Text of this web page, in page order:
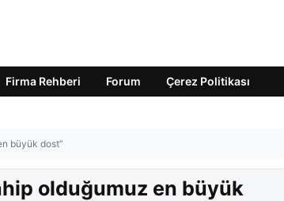
Firma Rehberi Forum Çerez Politikası
büyük dost”
olduğumuz en büyük